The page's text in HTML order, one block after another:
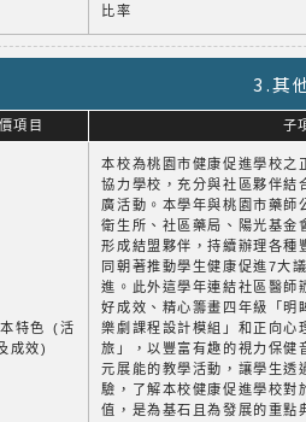
比率
3.其
項目 子
特色 (活
成效)
本校為桃園市健康促進學校之
協力學校，充分與社區夥伴結
廣活動。本學年與桃園市藥師
衛生所、社區藥局、陽光基金
形成結盟夥伴，持續辦理各種
同朝著推動學生健康促進7大
進。此外這學年連結社區醫師
好成效、精心籌畫四年級「明
樂劇課程設計模組」和正向心
旅」，以豐富有趣的視力保健
元展能的教學活動，讓學生透
驗，了解本校健康促進學校對
值，是為基石且為發展的重點